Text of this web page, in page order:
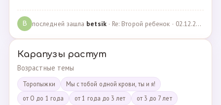
B последней зашла betsik· Re: Второй ребенок · 02.12.2023
Карапузы растут
Возрастные темы
Торопыжки
Мы с тобой одной крови, ты и я!
от О до 1 года
от 1 года до 3 лет
от 3 до 7 лет